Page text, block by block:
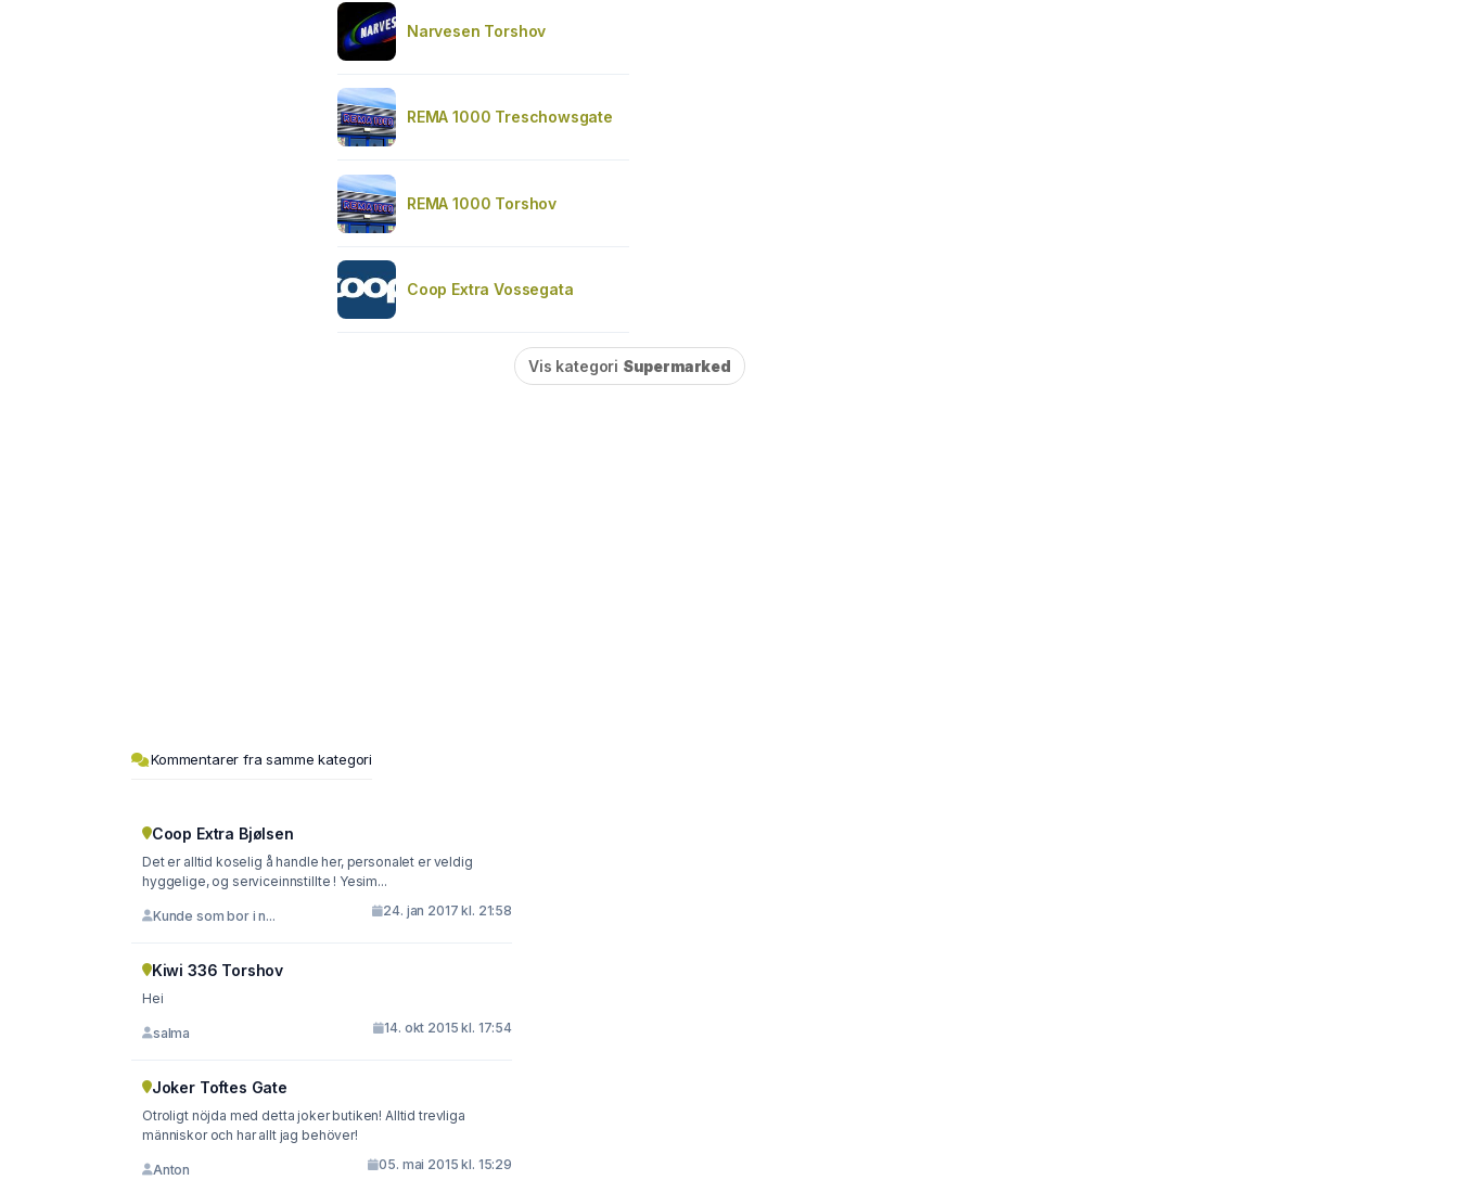
Narvesen Torshov
REMA 1000 Treschowsgate
REMA 1000 Torshov
Coop Extra Vossegata
Vis kategori Supermarked
Kommentarer fra samme kategori
Coop Extra Bjølsen
Det er alltid koselig å handle her, personalet er veldig
hyggelige, og serviceinnstillte ! Yesim...
Kunde som bor i n... 24. jan 2017 kl. 21:58
Kiwi 336 Torshov
Hei
salma 14. okt 2015 kl. 17:54
Joker Toftes Gate
Otroligt nöjda med detta joker butiken! Alltid trevliga
människor och har allt jag behöver!
Anton 05. mai 2015 kl. 15:29